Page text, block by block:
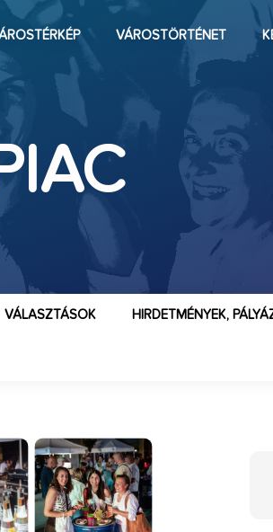
VÁROSTÖRTÉNET
HIRDETMÉNYEK,
VÁLASZTÁSOK